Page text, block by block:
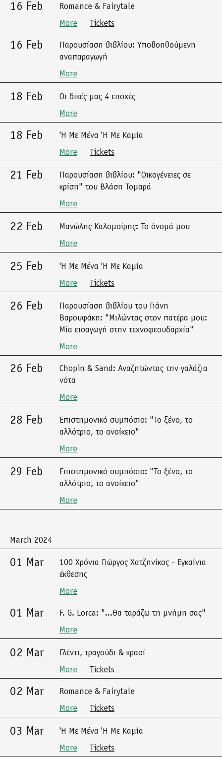
16 Feb
Romance & Fairytale
More
Tickets
16 Feb
Παρουσίαση βιβλίου: Υποβοηθούμενη
αναπαραγωγή
More
18 Feb
Οι δικές μας 4 εποχές
More
18 Feb
'Η Με Μένα 'Η Με Καμία
More
Tickets
21 Feb
Παρουσίαση βιβλίου: "Οικογένειες σε
κρίση" του Βλάση Τομαρά
More
22 Feb
Μανώλης Καλομοίρης: Το όνομά μου
More
25 Feb
'Η Με Μένα 'Η Με Καμία
More
Tickets
26 Feb
Παρουσίαση βιβλίου του Γιάνη
Βαρουφάκη: "Μιλώντας στον πατέρα μου:
Μία εισαγωγή στην τεχνοφεουδαρχία"
More
26 Feb
Chopin & Sand: Αναζητώντας την γαλάζια
νότα
More
28 Feb
Επιστημονικό συμπόσιο: "Το ξένο, το
αλλότριο, το ανοίκειο"
More
29 Feb
Επιστημονικό συμπόσιο: "Το ξένο, το
αλλότριο, το ανοίκειο"
More
March 2024
01 Mar
100 Χρόνια Γιώργος Χατζηνίκος - Εγκαίνια
έκθεσης
More
01 Mar
F. G. Lorca: "...Θα ταράζω τη μνήμη σας"
More
02 Mar
Γλέντι, τραγούδι & κρασί
More
Tickets
02 Mar
Romance & Fairytale
More
Tickets
03 Mar
'Η Με Μένα 'Η Με Καμία
More
Tickets